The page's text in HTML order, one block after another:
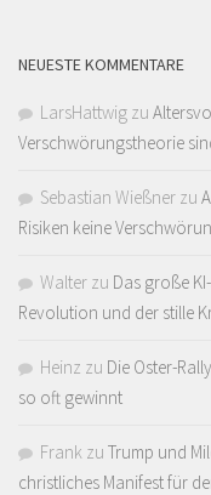
NEUESTE KOMMENTARE
LarsHattwig zu
Verschwörungstheorie
Sebastian Wießner zu
Risiken keine
Walter zu Das große
Revolution und der stille
Heinz zu Die Oster-
so oft gewinnt
Frank zu Trump und
christliches Manifest für